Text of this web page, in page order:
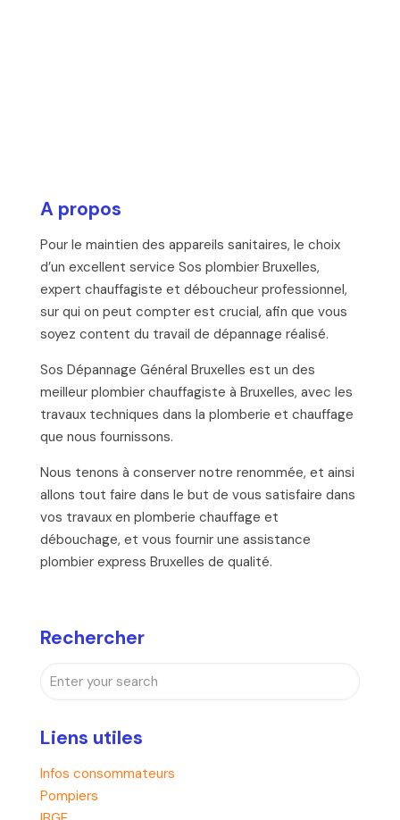
A propos
Pour le maintien des appareils sanitaires, le choix
d’un excellent service Sos plombier Bruxelles,
expert chauffagiste et déboucheur professionnel,
sur qui on peut compter est crucial, afin que vous
soyez content du travail de dépannage réalisé.
Sos Dépannage Général Bruxelles est un des
meilleur plombier chauffagiste à Bruxelles, avec les
travaux techniques dans la plomberie et chauffage
que nous fournissons.
Nous tenons à conserver notre renommée, et ainsi
allons tout faire dans le but de vous satisfaire dans
vos travaux en plomberie chauffage et
débouchage, et vous fournir une assistance
plombier express Bruxelles de qualité.
Rechercher
Liens utiles
Infos consommateurs
Pompiers